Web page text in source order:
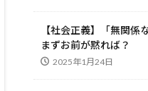
【社会正義】「無関係
まずお前が黙れば？
2025年1月24日